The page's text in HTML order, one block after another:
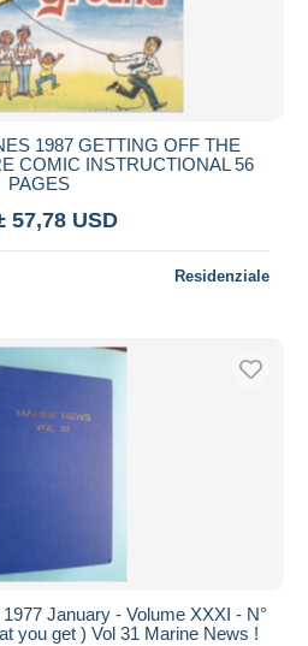
1987 GETTING OFF THE
COMIC INSTRUCTIONAL 56
PAGES
57,78 USD
Residenziale
January - Volume XXXI - N°
you get ) Vol 31 Marine News !